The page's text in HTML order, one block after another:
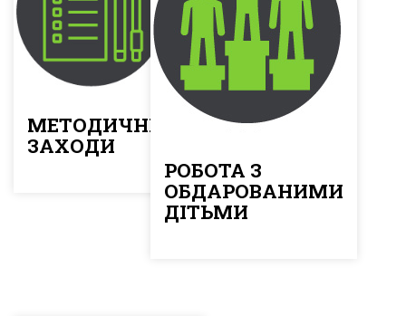
МЕТОДИЧНІ
ЗАХОДИ
РОБОТА З
ОБДАРОВАНИМИ
ДІТЬМИ